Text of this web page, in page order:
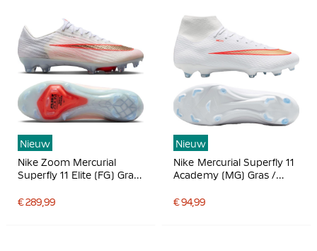
Nieuw
Nike Zoom Mercurial
Superfly 11 Elite (FG) Gras
Felrood Goud
€ 289,99
Nieuw
Nike Mercurial Superfly 11
Academy (MG) Gras /
Voetbalschoenen Wit
€ 94,99